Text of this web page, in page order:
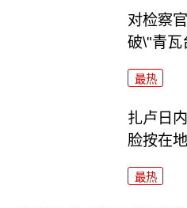
对检察
破\"青瓦
最热
扎卢日
脸按在
最热